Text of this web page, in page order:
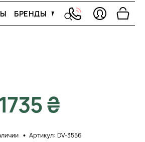
БРЕНДЫ
1735 ₴
Артикул: DV-3556